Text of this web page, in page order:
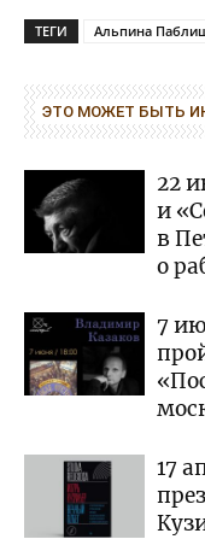
ТЕГИ Альпина
ЭТО МОЖЕТ БЫТЬ
22
и
в
о
7
17